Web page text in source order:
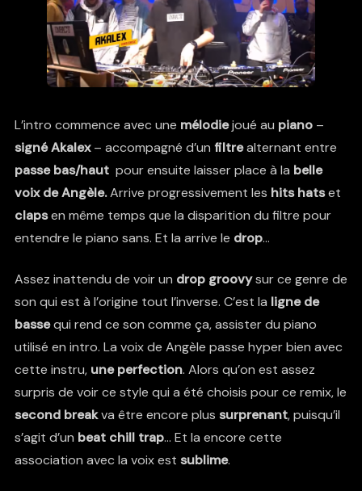
L’intro commence avec une mélodiejoué au piano –
signé Akalex– accompagné d’un filtrealternant entre
passe bas/haut pour ensuite laisser place à la belle
voix de Angèle.Arrive progressivement les hits hatset
clapsen même temps que la disparition du filtre pour
entendre le piano sans. Et la arrive le drop…
Assez inattendu de voir un drop groovysur ce genre de
son qui est à l’origine tout l’inverse. C’est la ligne de
bassequi rend ce son comme ça, assister du piano
utilisé en intro. La voix de Angèle passe hyper bien avec
cette instru, une perfection. Alors qu’on est assez
surpris de voir ce style qui a été choisis pour ce remix, le
second breakva être encore plus surprenant, puisqu’il
s’agit d’un beat chill trap… Et la encore cette
association avec la voix est sublime.